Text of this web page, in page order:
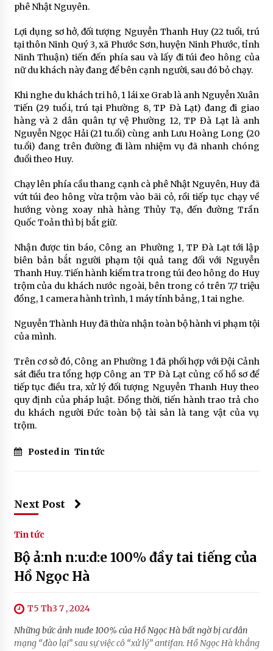
phê Nhật Nguyên.
Lợi dụng sơ hở, đối tượng Nguyễn Thanh Huy (22 tuổi, trú
tại thôn Ninh Quý 3, xã Phước Sơn, huyện Ninh Phước, tỉnh
Ninh Thuận) tiến đến phía sau và lấy đi túi đeo hông của
nữ du khách này đang để bên cạnh người, sau đó bỏ chạy.
Khi nghe du khách tri hô, 1 lái xe Grab là anh Nguyễn Xuân
Tiến (29 tuổ.i, trú tại Phường 8, TP Đà Lạt) đang đi giao
hàng và 2 dân quân tự vệ Phường 12, TP Đà Lạt là anh
Nguyễn Ngọc Hải (21 tu.ổi) cùng anh Lưu Hoàng Long (20
tu.ổi) đang trên đường đi làm nhiệm vụ đã nhanh chóng
đuổi theo Huy.
Chạy lên phía cầu thang cạnh cà phê Nhật Nguyên, Huy đã
vứt túi đeo hông vừa trộm vào bãi cỏ, rồi tiếp tục chạy về
hướng vòng xoay nhà hàng Thủy Tạ, đến đường Trần
Quốc Toản thì bị bắt giữ.
Nhận được tin báo, Công an Phường 1, TP Đà Lạt tới lập
biên bản bắt người phạm tội quả tang đối với Nguyễn
Thanh Huy. Tiến hành kiểm tra trong túi đeo hông do Huy
trộm của du khách nước ngoài, bên trong có trên 7,7 triệu
đồng, 1 camera hành trình, 1 máy tính bảng, 1 tai nghe.
Nguyễn Thành Huy đã thừa nhận toàn bộ hành vi phạm tội
của mình.
Trên cơ sở đó, Công an Phường 1 đã phối hợp với Đội Cảnh
sát điều tra tổng hợp Công an TP Đà Lạt củng cố hồ sơ để
tiếp tục điều tra, xử lý đối tượng Nguyễn Thanh Huy theo
quy định của pháp luật. Đồng thời, tiến hành trao trả cho
du khách người Đức toàn bộ tài sản là tang vật của vụ
trộm.
Posted in Tin tức
Next Post
Tin tức
Bộ ả:nh n:u:d:e 100% đầy tai tiếng của
Hồ Ngọc Hà
T5 Th3 7 , 2024
Những bức ảnh nude 100% của Hồ Ngọc Hà bất ngờ bị cư dân
mạng “đào lại” sau sự việc cô “xử lý” antifan. Hồ Ngọc Hà khẳng